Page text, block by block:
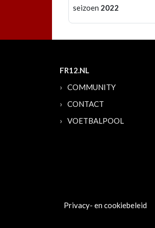
seizoen 2022
FR12.NL
COMMUNITY
CONTACT
VOETBALPOOL
Privacy- en cookiebeleid